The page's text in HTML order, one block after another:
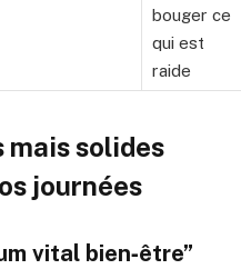
bouger ce
qui est
raide
solides
journées
vital bien‑être”